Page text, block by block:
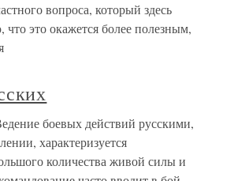
вопроса, который здесь
это окажется более полезным,
боевых действий русскими,
характеризуется
количества живой силы и